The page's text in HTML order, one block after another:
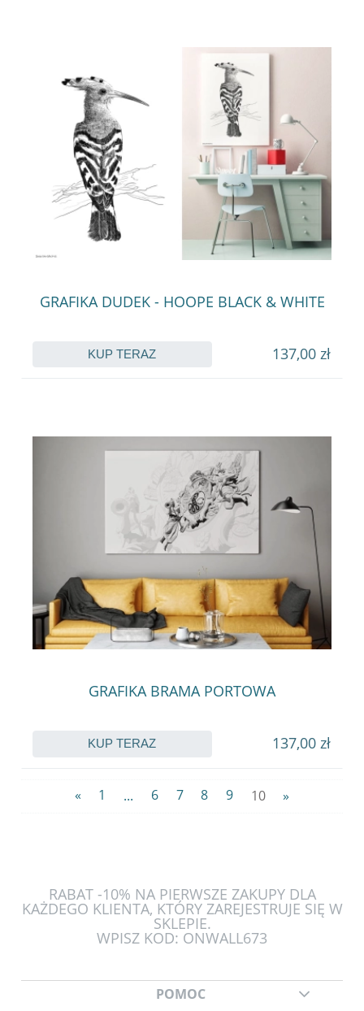
GRAFIKA DUDEK - HOOPE BLACK & WHITE
137,00 zł
KUP TERAZ
GRAFIKA BRAMA PORTOWA
137,00 zł
KUP TERAZ
« 1 ... 6 7 8 9 10 »
RABAT -10% NA PIERWSZE ZAKUPY DLA
KAŻDEGO KLIENTA, KTÓRY ZAREJESTRUJE SIĘ W
SKLEPIE.
WPISZ KOD: ONWALL673
POMOC